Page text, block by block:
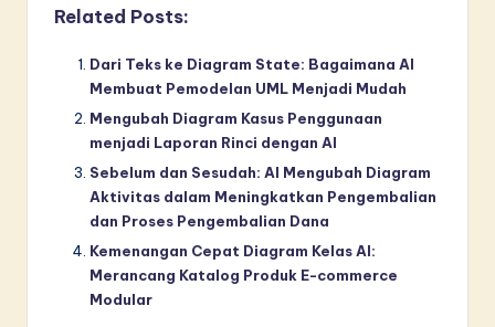
Related Posts:
Dari Teks ke Diagram State: Bagaimana AI
Membuat Pemodelan UML Menjadi Mudah
Mengubah Diagram Kasus Penggunaan
menjadi Laporan Rinci dengan AI
Sebelum dan Sesudah: AI Mengubah Diagram
Aktivitas dalam Meningkatkan Pengembalian
dan Proses Pengembalian Dana
Kemenangan Cepat Diagram Kelas AI:
Merancang Katalog Produk E-commerce
Modular